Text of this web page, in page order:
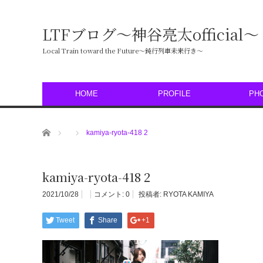
LTFブログ〜神谷亮太official〜
Local Train toward the Future〜鈍行列車未来行き〜
HOME PROFILE
ホーム kamiya-ryota-418 2
kamiya-ryota-418 2
2021/10/28 コメント: 0 投稿者: RYOTA KAMIYA
Tweet Share +1